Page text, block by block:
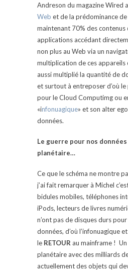
Andreson du magazine Wired
Web et de la prédominance
maintenant 70% des contenus
applications accédant
non plus au Web via un
multiplication de ces appareils
aussi multiplié la quantité de
et surtout à entreposer d’où
pour le Cloud Computimg ou
«infonuagique» et son alter
données.
Le guerre pour nos
planétaire…
Ce que le schéma ne montre
j’ai fait remarquer à Michel
bidules mobiles, téléphones
iPods, lecteurs de livres
n’ont pas de disques durs
données, d’où l’infonuagique
le RETOUR au mainframe !
planétaire avec des milliards
actuellement des objets qui